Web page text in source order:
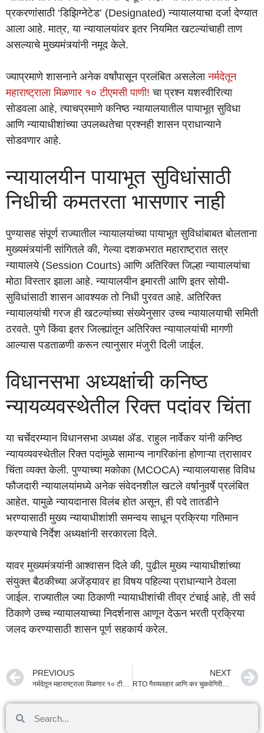
प्रकरणांसाठी ‘डिझिग्नेटेड’ (Designated) न्यायालयाचा दर्जा देण्यात
आला आहे. मात्र, या न्यायालयांवर इतर नियमित खटल्यांचाही ताण
असल्याचे मुख्यमंत्र्यांनी नमूद केले.
ज्याप्रमाणे शासनाने अनेक वर्षांपासून प्रलंबित असलेलानर्मदेतून
महाराष्ट्राला मिळणार १० टीएमसी पाणी! चा प्रश्न यशस्वीरित्या
सोडवला आहे, त्याचप्रमाणे कनिष्ठ न्यायालयातील पायाभूत सुविधा
आणि न्यायाधीशांच्या उपलब्धतेचा प्रश्नही शासन प्राधान्याने
सोडवणार आहे.
न्यायालयीन पायाभूत सुविधांसाठी
निधीची कमतरता भासणार नाही
पुण्यासह संपूर्ण राज्यातील न्यायालयांच्या पायाभूत सुविधांबाबत बोलताना
मुख्यमंत्र्यांनी सांगितले की, गेल्या दशकभरात महाराष्ट्रात सत्र
न्यायालये (Session Courts) आणि अतिरिक्त जिल्हा न्यायालयांचा
मोठा विस्तार झाला आहे. न्यायालयीन इमारती आणि इतर सोयी-
सुविधांसाठी शासन आवश्यक तो निधी पुरवत आहे. अतिरिक्त
न्यायालयांची गरज ही खटल्यांच्या संख्येनुसार उच्च न्यायालयाची समिती
ठरवते. पुणे किंवा इतर जिल्ह्यांतून अतिरिक्त न्यायालयांची मागणी
आल्यास पडताळणी करून त्यानुसार मंजुरी दिली जाईल.
विधानसभा अध्यक्षांची कनिष्ठ
न्यायव्यवस्थेतील रिक्त पदांवर चिंता
या चर्चेदरम्यान विधानसभा अध्यक्ष ॲड. राहुल नार्वेकर यांनी कनिष्ठ
न्यायव्यवस्थेतील रिक्त पदांमुळे सामान्य नागरिकांना होणाऱ्या त्रासावर
चिंता व्यक्त केली. पुण्याच्या मकोका (MCOCA) न्यायालयासह विविध
फौजदारी न्यायालयांमध्ये अनेक संवेदनशील खटले वर्षानुवर्षे प्रलंबित
आहेत. यामुळे न्यायदानास विलंब होत असून, ही पदे तातडीने
भरण्यासाठी मुख्य न्यायाधीशांशी समन्वय साधून प्रक्रिया गतिमान
करण्याचे निर्देश अध्यक्षांनी सरकारला दिले.
यावर मुख्यमंत्र्यांनी आश्वासन दिले की, पुढील मुख्य न्यायाधीशांच्या
संयुक्त बैठकीच्या अजेंड्यावर हा विषय पहिल्या प्राधान्याने ठेवला
जाईल. राज्यातील ज्या ठिकाणी न्यायाधीशांची तीव्र टंचाई आहे, ती सर्व
ठिकाणे उच्च न्यायालयाच्या निदर्शनास आणून देऊन भरती प्रक्रिया
जलद करण्यासाठी शासन पूर्ण सहकार्य करेल.
PREVIOUS
नर्मदेतून महाराष्ट्राला मिळणार १० टीएमसी पाणी! २० वर्षांपासून प्रलंबित असलेला पाणीप्रश्न अखेर सुटला
NEXT
RTO गैरव्यवहार आणि कर चुकवेगिरीची होणार उच्चस्तरीय चौकशी; मुख्यमंत्री देवेंद्र फडणवीस यांचे कडक पाऊल